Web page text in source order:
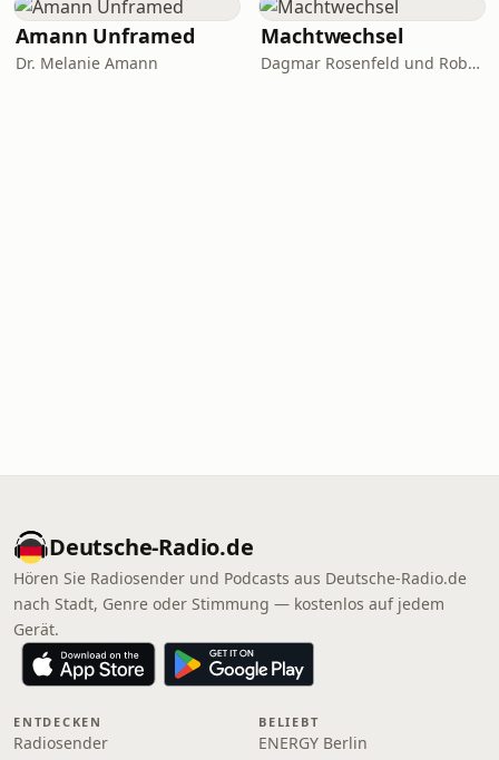
Amann Unframed
Dr. Melanie Amann
Machtwechsel
Dagmar Rosenfeld und Robin Alexander
Deutsche-Radio.de
Hören Sie Radiosender und Podcasts aus Deutsche-Radio.de
nach Stadt, Genre oder Stimmung — kostenlos auf jedem
Gerät.
ENTDECKEN
Radiosender
BELIEBT
ENERGY Berlin